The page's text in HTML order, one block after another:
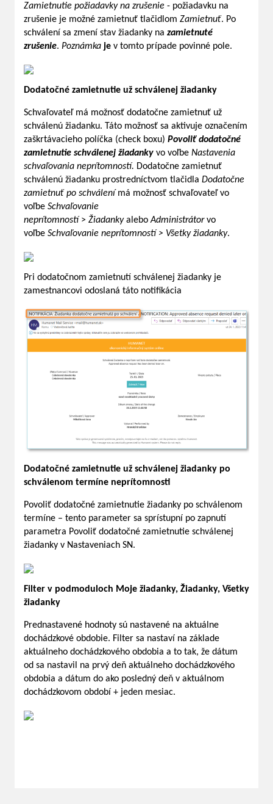
Zamietnutie požiadavky na zrušenie - požiadavku na
zrušenie je možné zamietnuť tlačidlom Zamietnuť. Po
schválení sa zmení stav žiadanky na zamietnuté
zrušenie. Poznámka je v tomto prípade povinné pole.
Dodatočné zamietnutie už schválenej žiadanky
Schvaľovateľ má možnosť dodatočne zamietnuť už
schválenú žiadanku. Táto možnosť sa aktivuje označením
zaškrtávacieho políčka (check boxu) Povoliť dodatočné
zamietnutie schválenej žiadanky vo voľbe Nastavenia
schvaľovania neprítomností. Dodatočne zamietnuť
schválenú žiadanku prostredníctvom tlačidla Dodatočne
zamietnuť po schválenímá možnosť schvaľovateľ vo
voľbe Schvaľovanie
neprítomností > ŽiadankyaleboAdministrátorvo
voľbe Schvaľovanie neprítomností > Všetky žiadanky.
Pri dodatočnom zamietnutí schválenej žiadanky je
zamestnancovi odoslaná táto notifikácia
Dodatočné zamietnutie už schválenej žiadanky po
schválenom termíne neprítomnosti
Povoliť dodatočné zamietnutie žiadanky po schválenom
termíne – tento parameter sa sprístupní po zapnutí
parametra Povoliť dodatočné zamietnutie schválenej
žiadanky v Nastaveniach SN.
Filter v podmoduloch Moje žiadanky, Žiadanky, Všetky
žiadanky
Prednastavené hodnoty sú nastavené na aktuálne
dochádzkové obdobie. Filter sa nastaví na základe
aktuálneho dochádzkového obdobia a to tak, že dátum
od sa nastavil na prvý deň aktuálneho dochádzkového
obdobia a dátum do ako posledný deň v aktuálnom
dochádzkovom období + jeden mesiac.